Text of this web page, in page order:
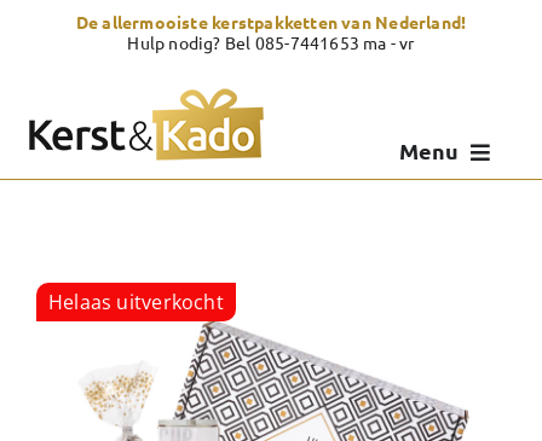
De allermooiste kerstpakketten van Nederland!
Hulp nodig? Bel 085-7441653 ma - vr
Menu
Zelf samenstellen
Showroom
Helaas uitverkocht